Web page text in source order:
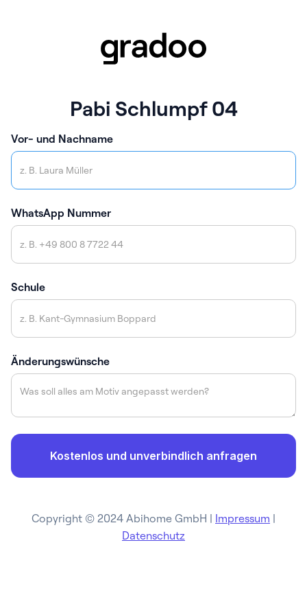
Pabi Schlumpf 04
Vor- und Nachname
WhatsApp Nummer
Schule
Änderungswünsche
Copyright © 2024 Abihome GmbH | Impressum |
Datenschutz